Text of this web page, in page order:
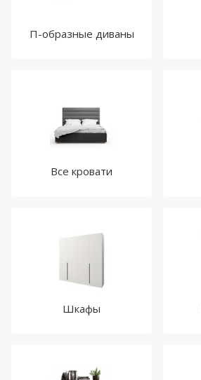
П-образные диваны
Все кровати
Шкафы